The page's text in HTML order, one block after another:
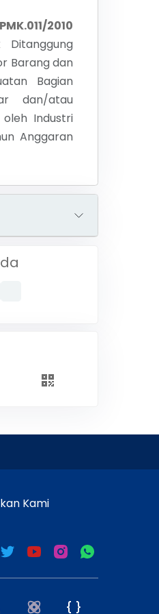
2010
Ditanggung
Barang dan
Bagian
dan/atau
Industri
Anggaran
Kami